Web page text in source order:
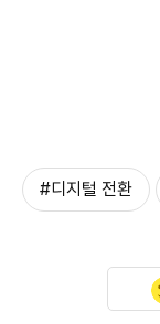
#디지털 전환